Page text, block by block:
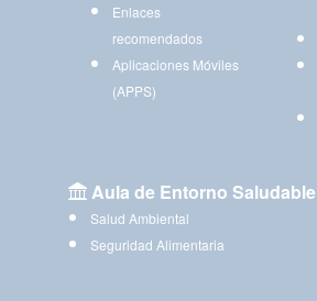
Enlaces
recomendados
Aplicaciones Móviles
(APPS)
Aula de Entorno Saludable
Salud Ambiental
Seguridad Alimentaria